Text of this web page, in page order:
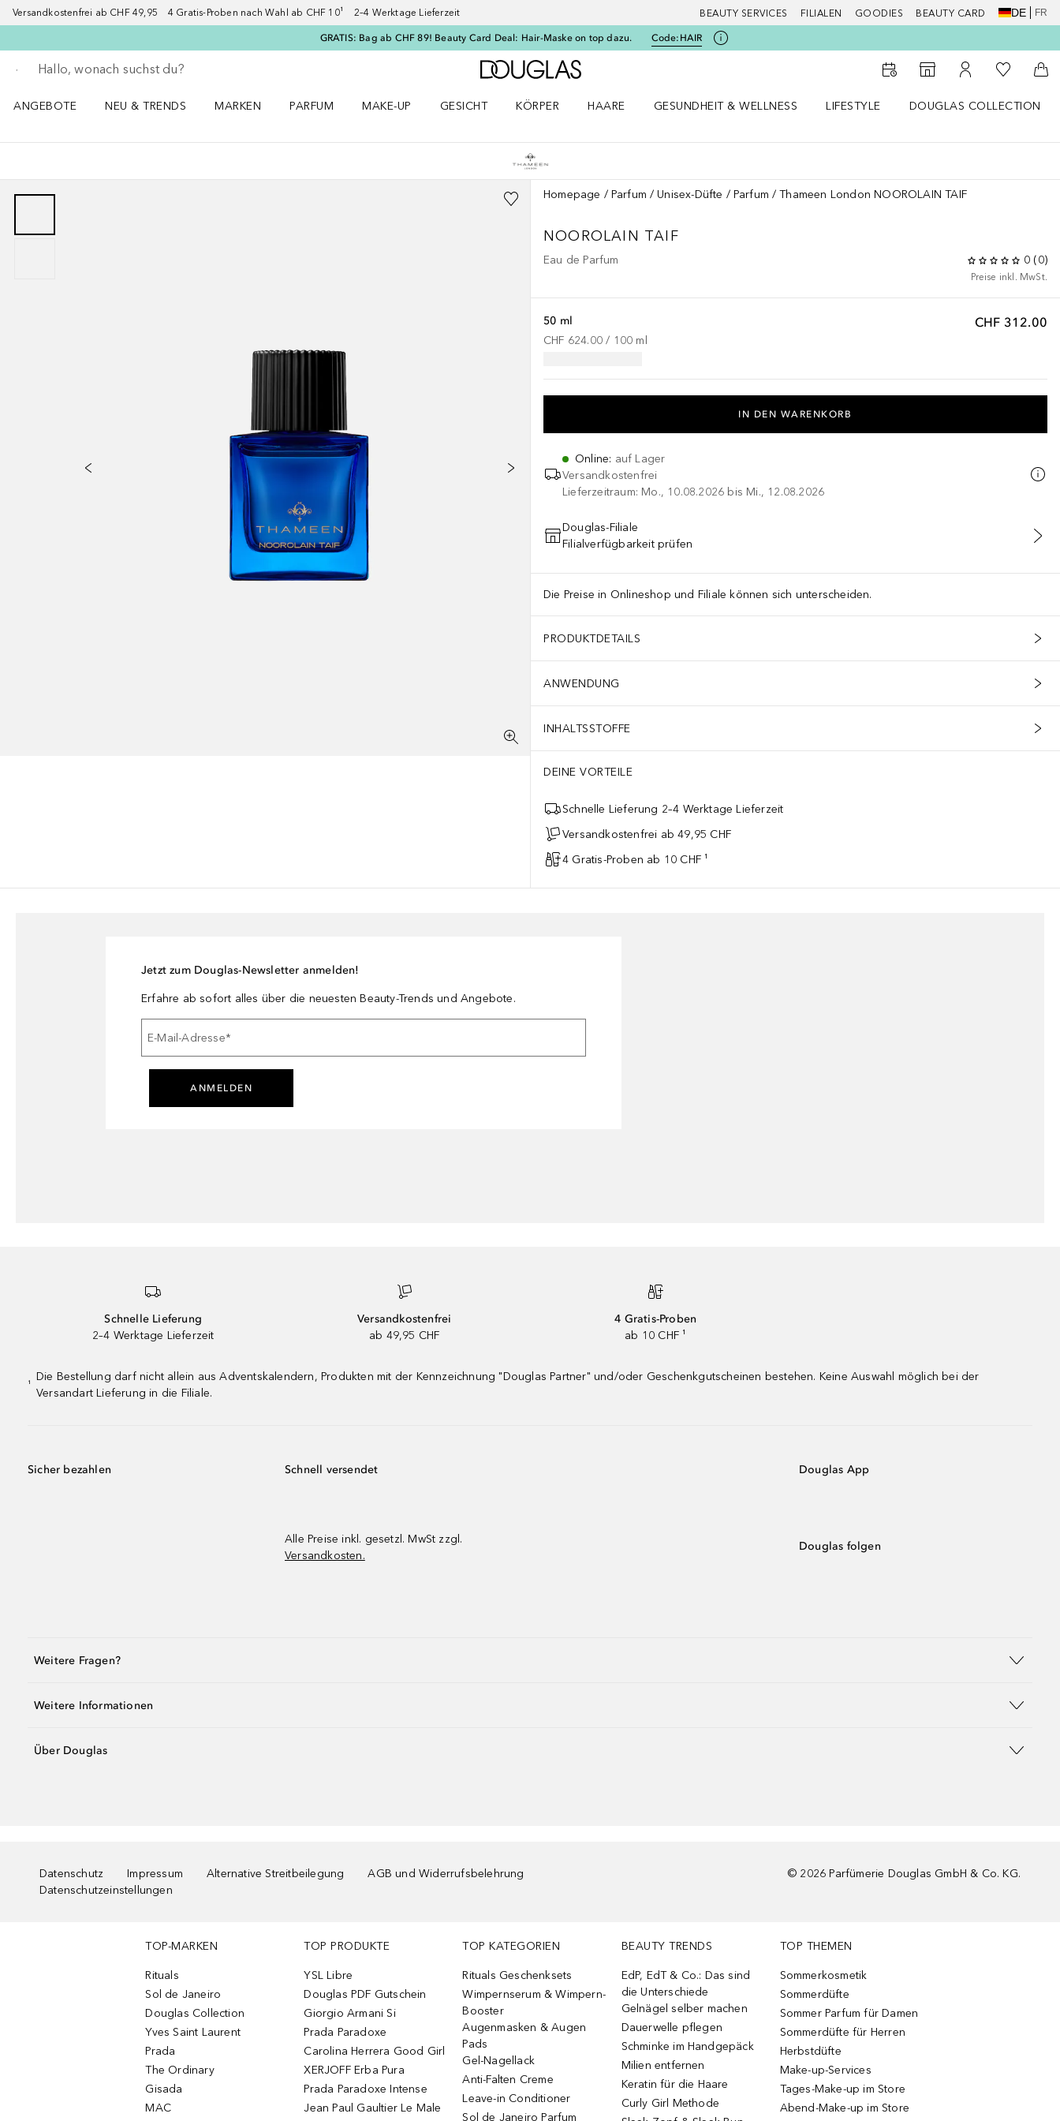
Versandkostenfrei ab CHF 49,95 4 Gratis-Proben nach Wahl ab CHF 10¹ 2–4 Werktage Lieferzeit BEAUTY SERVICES FILIALEN GOODIES BEAUTY CARD DE FR
GRATIS: Bag ab CHF 89! Beauty Card Deal: Hair-Maske on top dazu. Code: HAIR
Gehe zurück
Suche ausführen
Zur Douglas Startseite
Zum Storefinder
Zu Meinem
Zu Meiner
ANGEBOTE
NEU & TRENDS
MARKEN
PARFUM
MAKE-UP
GESICHT
KÖRPER
HAARE
GESUNDHEIT & WELLNESS
LIFESTYLE
DOUGLAS COLLECTION
Homepage Parfum Unisex-Düfte Parfum Thameen London NOOROLAIN TAIF
NOOROLAIN TAIF
Eau de Parfum 0 (0)
Preise inkl. MwSt.
CHF 312.00
50 ml
CHF 624.00 / 100 ml
IN DEN WARENKORB
Online: auf Lager
Versandkostenfrei
Lieferzeitraum: Mo., 10.08.2026 bis Mi., 12.08.2026
Douglas-Filiale
Filialverfügbarkeit prüfen
Die Preise in Onlineshop und Filiale können sich unterscheiden.
PRODUKTDETAILS
ANWENDUNG
INHALTSSTOFFE
DEINE VORTEILE
Schnelle Lieferung 2–4 Werktage Lieferzeit
Versandkostenfrei ab 49,95 CHF
4 Gratis-Proben ab 10 CHF ¹
Jetzt zum Douglas-Newsletter anmelden!
Erfahre ab sofort alles über die neuesten Beauty-Trends und Angebote.
E-Mail-Adresse*
ANMELDEN
Schnelle Lieferung
2–4 Werktage Lieferzeit
Versandkostenfrei
ab 49,95 CHF
4 Gratis-Proben
ab 10 CHF ¹
¹
Die Bestellung darf nicht allein aus Adventskalendern, Produkten mit der Kennzeichnung "Douglas Partner" und/oder Geschenkgutscheinen bestehen. Keine Auswahl möglich bei der
Versandart Lieferung in die Filiale.
Sicher bezahlen Schnell versendet
Alle Preise inkl. gesetzl. MwSt zzgl.
Versandkosten.
Douglas App
Douglas folgen
Weitere Fragen?
Weitere Informationen
Über Douglas
Datenschutz Impressum Alternative Streitbeilegung
AGB und Widerrufsbelehrung
Datenschutzeinstellungen
© 2026 Parfümerie Douglas GmbH & Co. KG.
TOP-MARKEN
Rituals
Sol de Janeiro
Douglas Collection
Yves Saint Laurent
Prada
The Ordinary
Gisada
MAC
TOP PRODUKTE
YSL Libre
Douglas PDF Gutschein
Giorgio Armani Si
Prada Paradoxe
Carolina Herrera Good Girl
XERJOFF Erba Pura
Prada Paradoxe Intense
Jean Paul Gaultier Le Male
TOP KATEGORIEN
Rituals Geschenksets
Wimpernserum & Wimpern-
Booster
Augenmasken & Augen
Pads
Gel-Nagellack
Anti-Falten Creme
Leave-in Conditioner
Sol de Janeiro Parfum
BEAUTY TRENDS
EdP, EdT & Co.: Das sind
die Unterschiede
Gelnägel selber machen
Dauerwelle pflegen
Schminke im Handgepäck
Milien entfernen
Keratin für die Haare
Curly Girl Methode
TOP THEMEN
Sommerkosmetik
Sommerdüfte
Sommer Parfum für Damen
Sommerdüfte für Herren
Herbstdüfte
Make-up-Services
Tages-Make-up im Store
Abend-Make-up im Store